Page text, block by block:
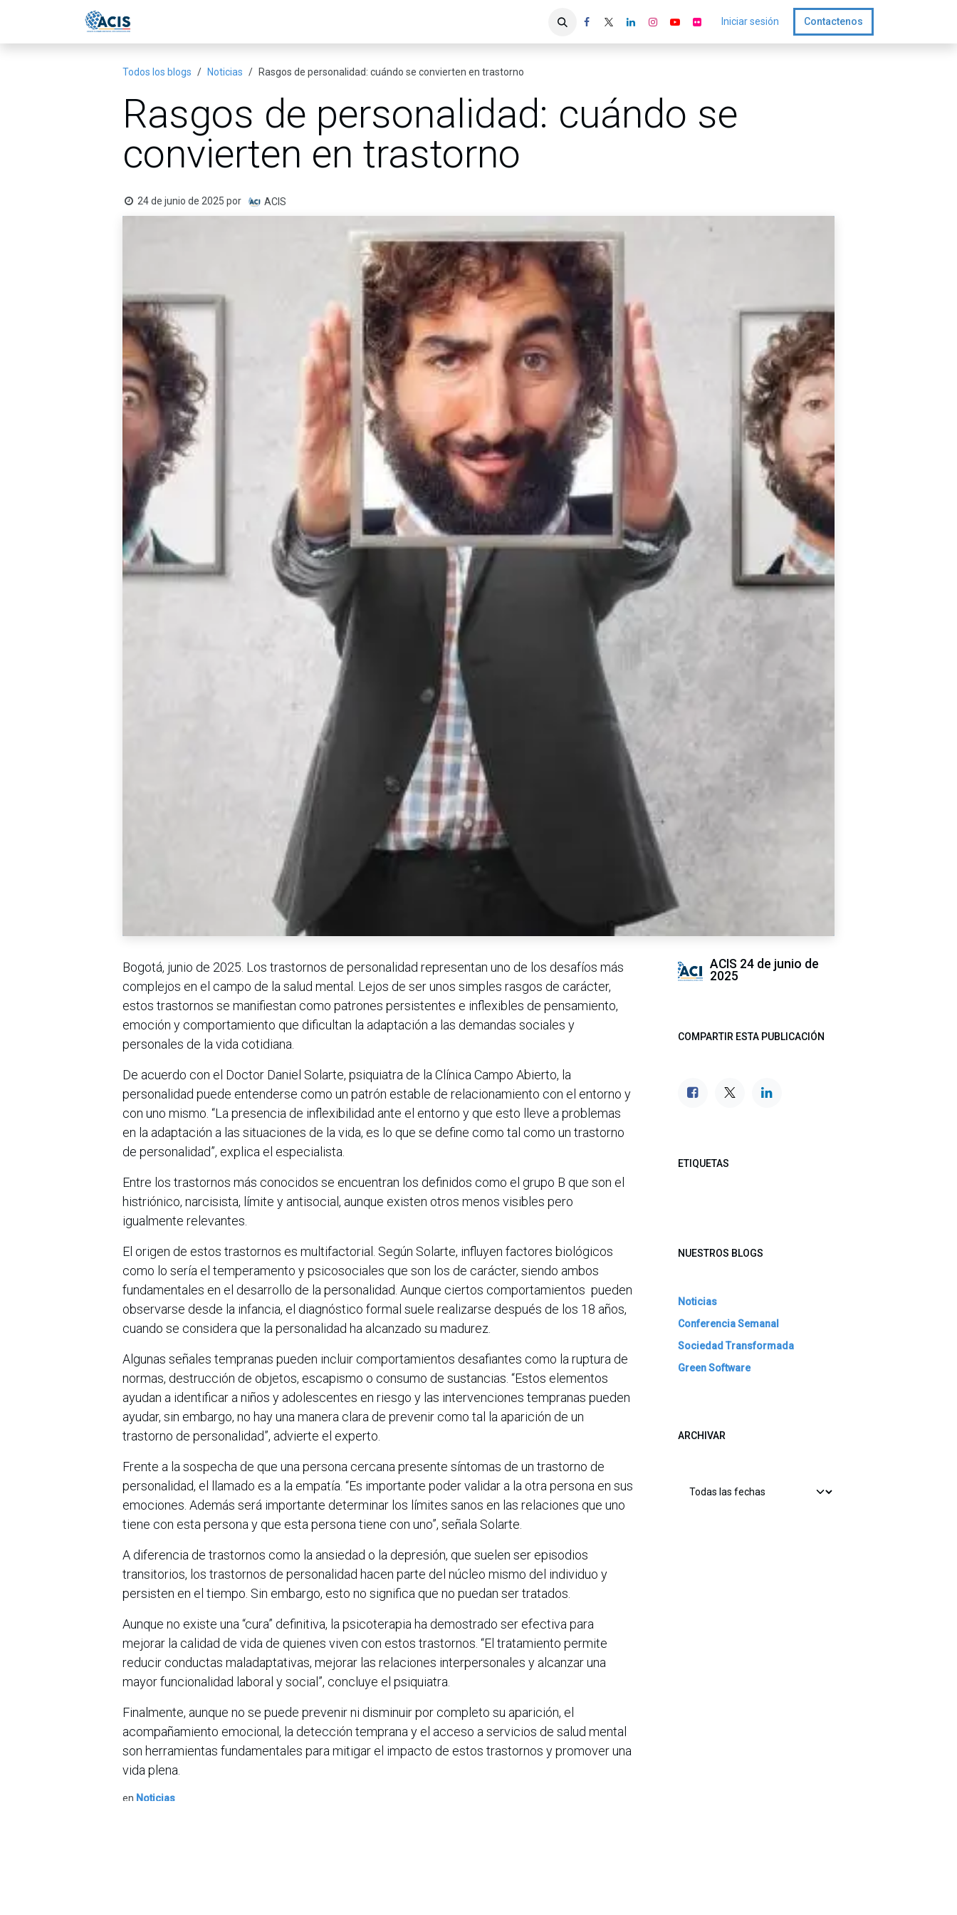
Iniciar sesión Contactenos
Todos los blogs Noticias Rasgos de personalidad: cuándo se convierten en trastorno
Rasgos de personalidad: cuándo se
convierten en trastorno
24 de junio de 2025 por ACIS
Bogotá, junio de 2025. Los trastornos de personalidad representan uno de los desafíos más
complejos en el campo de la salud mental. Lejos de ser unos simples rasgos de carácter,
estos trastornos se manifiestan como patrones persistentes e inflexibles de pensamiento,
emoción y comportamiento que dificultan la adaptación a las demandas sociales y
personales de la vida cotidiana.
De acuerdo con el Doctor Daniel Solarte, psiquiatra de la Clínica Campo Abierto, la
personalidad puede entenderse como un patrón estable de relacionamiento con el entorno y
con uno mismo. “La presencia de inflexibilidad ante el entorno y que esto lleve a problemas
en la adaptación a las situaciones de la vida, es lo que se define como tal como un trastorno
de personalidad”, explica el especialista.
Entre los trastornos más conocidos se encuentran los definidos como el grupo B que son el
histriónico, narcisista, límite y antisocial, aunque existen otros menos visibles pero
igualmente relevantes.
El origen de estos trastornos es multifactorial. Según Solarte, influyen factores biológicos
como lo sería el temperamento y psicosociales que son los de carácter, siendo ambos
fundamentales en el desarrollo de la personalidad. Aunque ciertos comportamientos pueden
observarse desde la infancia, el diagnóstico formal suele realizarse después de los 18 años,
cuando se considera que la personalidad ha alcanzado su madurez.
Algunas señales tempranas pueden incluir comportamientos desafiantes como la ruptura de
normas, destrucción de objetos, escapismo o consumo de sustancias. “Estos elementos
ayudan a identificar a niños y adolescentes en riesgo y las intervenciones tempranas pueden
ayudar, sin embargo, no hay una manera clara de prevenir como tal la aparición de un
trastorno de personalidad”, advierte el experto.
Frente a la sospecha de que una persona cercana presente síntomas de un trastorno de
personalidad, el llamado es a la empatía. “Es importante poder validar a la otra persona en sus
emociones. Además será importante determinar los límites sanos en las relaciones que uno
tiene con esta persona y que esta persona tiene con uno”, señala Solarte.
A diferencia de trastornos como la ansiedad o la depresión, que suelen ser episodios
transitorios, los trastornos de personalidad hacen parte del núcleo mismo del individuo y
persisten en el tiempo. Sin embargo, esto no significa que no puedan ser tratados.
Aunque no existe una “cura” definitiva, la psicoterapia ha demostrado ser efectiva para
mejorar la calidad de vida de quienes viven con estos trastornos. “El tratamiento permite
reducir conductas maladaptativas, mejorar las relaciones interpersonales y alcanzar una
mayor funcionalidad laboral y social”, concluye el psiquiatra.
Finalmente, aunque no se puede prevenir ni disminuir por completo su aparición, el
acompañamiento emocional, la detección temprana y el acceso a servicios de salud mental
son herramientas fundamentales para mitigar el impacto de estos trastornos y promover una
vida plena.
en Noticias
ACIS 24 de junio de
2025
COMPARTIR ESTA PUBLICACIÓN
ETIQUETAS
NUESTROS BLOGS
Noticias
Conferencia Semanal
Sociedad Transformada
Green Software
ARCHIVAR